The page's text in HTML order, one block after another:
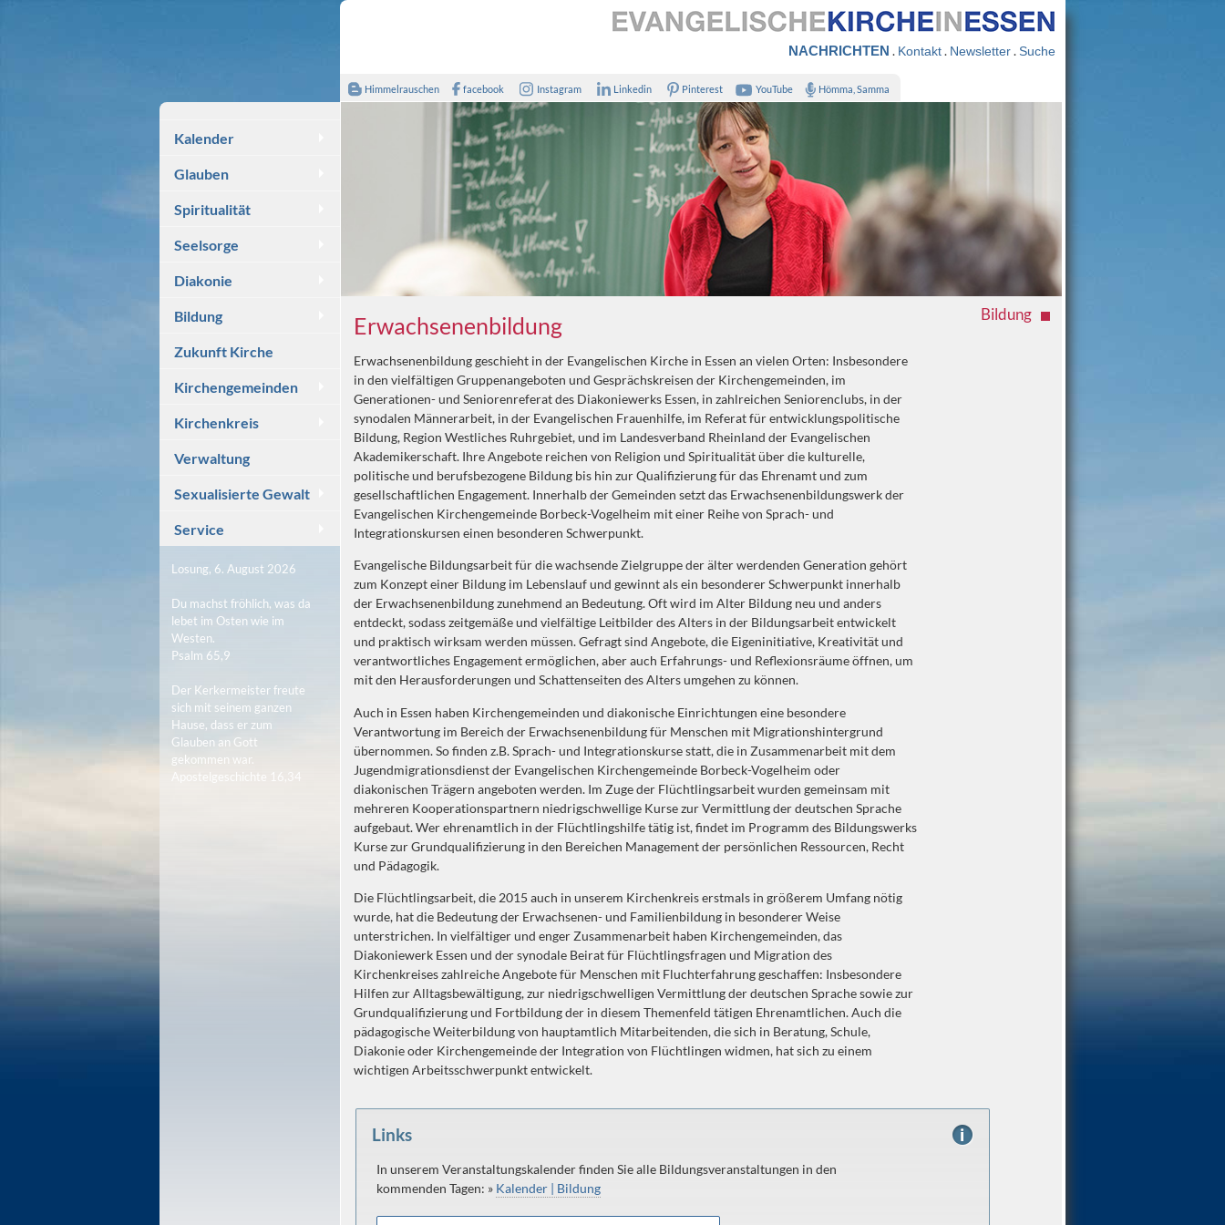
NACHRICHTEN . Kontakt. Newsletter.Suche
Himmelrauschen facebook Instagram Linkedin Pinterest YouTube Hömma, Samma
Kalender
Glauben
Spiritualität
Seelsorge
Diakonie
Bildung
Zukunft Kirche
Kirchengemeinden
Kirchenkreis
Verwaltung
Sexualisierte Gewalt
Service
Losung, 6. August 2026
Du machst fröhlich, was da
lebet im Osten wie im
Westen.
Psalm 65,9
Der Kerkermeister freute
sich mit seinem ganzen
Hause, dass er zum
Glauben an Gott
gekommen war.
Apostelgeschichte 16,34
Bildung
Erwachsenenbildung
Erwachsenenbildung geschieht in der Evangelischen Kirche in Essen an vielen Orten: Insbesondere
in den vielfältigen Gruppenangeboten und Gesprächskreisen der Kirchengemeinden, im
Generationen- und Seniorenreferat des Diakoniewerks Essen, in zahlreichen Seniorenclubs, in der
synodalen Männerarbeit, in der Evangelischen Frauenhilfe, im Referat für entwicklungspolitische
Bildung, Region Westliches Ruhrgebiet, und im Landesverband Rheinland der Evangelischen
Akademikerschaft. Ihre Angebote reichen von Religion und Spiritualität über die kulturelle,
politische und berufsbezogene Bildung bis hin zur Qualifizierung für das Ehrenamt und zum
gesellschaftlichen Engagement. Innerhalb der Gemeinden setzt das Erwachsenenbildungswerk der
Evangelischen Kirchengemeinde Borbeck-Vogelheim mit einer Reihe von Sprach- und
Integrationskursen einen besonderen Schwerpunkt.
Evangelische Bildungsarbeit für die wachsende Zielgruppe der älter werdenden Generation gehört
zum Konzept einer Bildung im Lebenslauf und gewinnt als ein besonderer Schwerpunkt innerhalb
der Erwachsenenbildung zunehmend an Bedeutung. Oft wird im Alter Bildung neu und anders
entdeckt, sodass zeitgemäße und vielfältige Leitbilder des Alters in der Bildungsarbeit entwickelt
und praktisch wirksam werden müssen. Gefragt sind Angebote, die Eigeninitiative, Kreativität und
verantwortliches Engagement ermöglichen, aber auch Erfahrungs- und Reflexionsräume öffnen, um
mit den Herausforderungen und Schattenseiten des Alters umgehen zu können.
Auch in Essen haben Kirchengemeinden und diakonische Einrichtungen eine besondere
Verantwortung im Bereich der Erwachsenenbildung für Menschen mit Migrationshintergrund
übernommen. So finden z.B. Sprach- und Integrationskurse statt, die in Zusammenarbeit mit dem
Jugendmigrationsdienst der Evangelischen Kirchengemeinde Borbeck-Vogelheim oder
diakonischen Trägern angeboten werden. Im Zuge der Flüchtlingsarbeit wurden gemeinsam mit
mehreren Kooperationspartnern niedrigschwellige Kurse zur Vermittlung der deutschen Sprache
aufgebaut. Wer ehrenamtlich in der Flüchtlingshilfe tätig ist, findet im Programm des Bildungswerks
Kurse zur Grundqualifizierung in den Bereichen Management der persönlichen Ressourcen, Recht
und Pädagogik.
Die Flüchtlingsarbeit, die 2015 auch in unserem Kirchenkreis erstmals in größerem Umfang nötig
wurde, hat die Bedeutung der Erwachsenen- und Familienbildung in besonderer Weise
unterstrichen. In vielfältiger und enger Zusammenarbeit haben Kirchengemeinden, das
Diakoniewerk Essen und der synodale Beirat für Flüchtlingsfragen und Migration des
Kirchenkreises zahlreiche Angebote für Menschen mit Fluchterfahrung geschaffen: Insbesondere
Hilfen zur Alltagsbewältigung, zur niedrigschwelligen Vermittlung der deutschen Sprache sowie zur
Grundqualifizierung und Fortbildung der in diesem Themenfeld tätigen Ehrenamtlichen. Auch die
pädagogische Weiterbildung von hauptamtlich Mitarbeitenden, die sich in Beratung, Schule,
Diakonie oder Kirchengemeinde der Integration von Flüchtlingen widmen, hat sich zu einem
wichtigen Arbeitsschwerpunkt entwickelt.
Links
In unserem Veranstaltungskalender finden Sie alle Bildungsveranstaltungen in den
kommenden Tagen: » Kalender | Bildung